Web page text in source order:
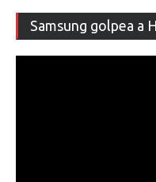
Samsung golpea a